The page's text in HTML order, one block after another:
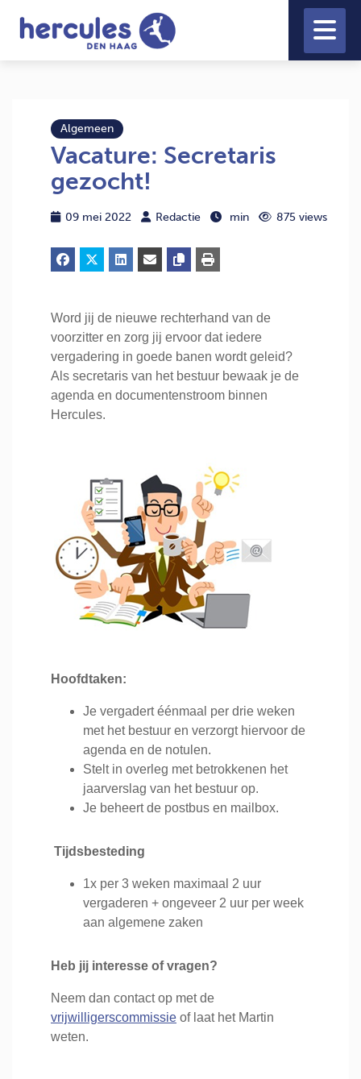
Algemeen
Vacature: Secretaris
gezocht!
09 mei 2022 Redactie min 875 views
Word jij de nieuwe rechterhand van de
voorzitter en zorg jij ervoor dat iedere
vergadering in goede banen wordt geleid?
Als secretaris van het bestuur bewaak je de
agenda en documentenstroom binnen
Hercules.
Hoofdtaken:
Je vergadert éénmaal per drie weken
met het bestuur en verzorgt hiervoor de
agenda en de notulen.
Stelt in overleg met betrokkenen het
jaarverslag van het bestuur op.
Je beheert de postbus en mailbox.
Tijdsbesteding
1x per 3 weken maximaal 2 uur
vergaderen + ongeveer 2 uur per week
aan algemene zaken
Heb jij interesse of vragen?
Neem dan contact op met de
vrijwilligerscommissie of laat het Martin
weten.